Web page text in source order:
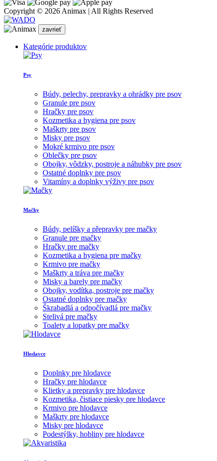
Copyright © 2026 Animax | All Rights Reserved
zavrieť
Kategórie produktov
Psy
Búdy, pelechy, prepravky a ohrádky pre psov
Granule pre psov
Hračky pre psov
Kozmetika a hygiena pre psov
Maškrty pre psov
Misky pre psov
Mokré krmivo pre psov
Oblečky pre psov
Obojky, vôdzky, postroje a náhubky pre psov
Ostatné doplnky pre psov
Vitamíny a doplnky výživy pre psov
Mačky
Búdy, pelíšky a přepravky pre mačky
Granule pre mačky
Hračky pre mačky
Kozmetika a hygiena pre mačky
Krmivo pre mačky
Maškrty a tráva pre mačky
Misky a barely pre mačky
Obojky, vodítka, postroje pre mačky
Ostatné doplnky pre mačky
Škrabadlá a odpočívadlá pre mačky
Stelivá pre mačky
Toalety a lopatky pre mačky
Hlodavce
Doplnky pre hlodavce
Hračky pre hlodavce
Klietky a prepravky pre hlodavce
Kozmetika, čistiace piesky pre hlodavce
Krmivo pre hlodavce
Maškrty pre hlodavce
Misky pre hlodavce
Podestýlky, hobliny pre hlodavce